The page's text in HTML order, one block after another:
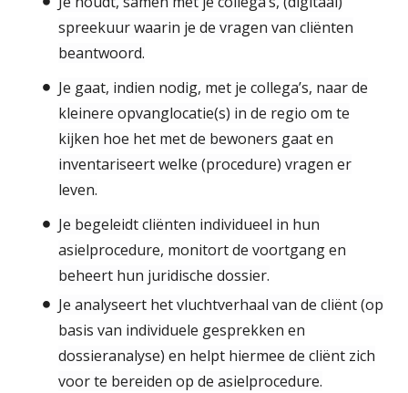
spreekuur waarin je de vragen van cliënten
beantwoord.
Je gaat, indien nodig, met je collega’s, naar de
kleinere opvanglocatie(s) in de regio om te
kijken hoe het met de bewoners gaat en
inventariseert welke (procedure) vragen er
leven.
Je begeleidt cliënten individueel in hun
asielprocedure, monitort de voortgang en
beheert hun juridische dossier.
Je analyseert het vluchtverhaal van de cliënt (op
basis van individuele gesprekken en
dossieranalyse) en helpt hiermee de cliënt zich
voor te bereiden op de asielprocedure.